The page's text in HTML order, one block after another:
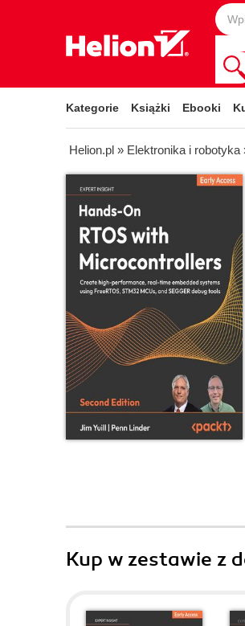
Kategorie Książki Ebooki
Helion.pl » Elektronika i robotyka
Kup w zestawie z